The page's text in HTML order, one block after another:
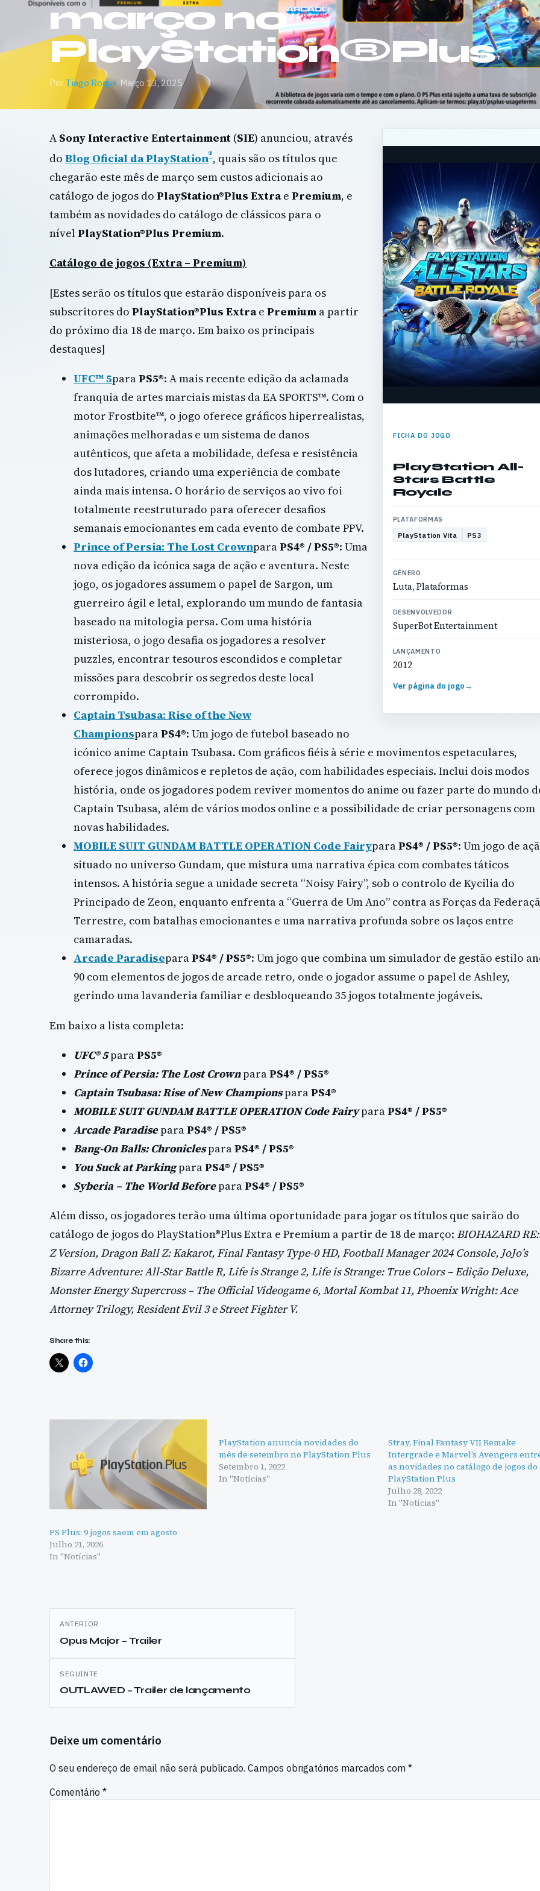
março no
PlayStation®Plus
Por Tiago Roque·Março 13, 2025
FICHA DO JOGO
PlayStation All-
Stars Battle
Royale
PLATAFORMAS
PlayStation Vita PS3
GÉNERO
Luta, Plataformas
DESENVOLVEDOR
SuperBot Entertainment
LANÇAMENTO
2012
Ver página do jogo→
A Sony Interactive Entertainment (SIE) anunciou, através
do Blog Oficial da PlayStation®, quais são os títulos que
chegarão este mês de março sem custos adicionais ao
catálogo de jogos do PlayStation®Plus Extrae Premium, e
também as novidades do catálogo de clássicos para o
nívelPlayStation®Plus Premium.
Catálogo de jogos (Extra – Premium)
[Estes serão os títulos que estarão disponíveis para os
subscritores do PlayStation®Plus Extrae Premium a partir
do próximo dia 18 de março. Em baixo os principais
destaques]
UFC™ 5paraPS5®: A mais recente edição da aclamada
franquia de artes marciais mistas da EA SPORTS™. Com o
motor Frostbite™, o jogo oferece gráficos hiperrealistas,
animações melhoradas e um sistema de danos
autênticos, que afeta a mobilidade, defesa e resistência
dos lutadores, criando uma experiência de combate
ainda mais intensa. O horário de serviços ao vivo foi
totalmente reestruturado para oferecer desafios
semanais emocionantes em cada evento de combate PPV.
Prince of Persia: The Lost CrownparaPS4® / PS5®: Uma
nova edição da icónica saga de ação e aventura. Neste
jogo, os jogadores assumem o papel de Sargon, um
guerreiro ágil e letal, explorando um mundo de fantasia
baseado na mitologia persa. Com uma história
misteriosa, o jogo desafia os jogadores a resolver
puzzles, encontrar tesouros escondidos e completar
missões para descobrir os segredos deste local
corrompido.
Captain Tsubasa: Rise of the New
ChampionsparaPS4®: Um jogo de futebol baseado no
icónico anime Captain Tsubasa. Com gráficos fiéis à série e movimentos espetaculares,
oferece jogos dinâmicos e repletos de ação, com habilidades especiais. Inclui dois modos
história, onde os jogadores podem reviver momentos do anime ou fazer parte do mundo
Captain Tsubasa, além de vários modos online e a possibilidade de criar personagens com
novas habilidades.
MOBILE SUIT GUNDAM BATTLE OPERATION Code FairyparaPS4® / PS5®: Um jogo de
situado no universo Gundam, que mistura uma narrativa épica com combates táticos
intensos. A história segue a unidade secreta “Noisy Fairy”, sob o controlo de Kycilia do
Principado de Zeon, enquanto enfrenta a “Guerra de Um Ano” contra as Forças da
Terrestre, com batalhas emocionantes e uma narrativa profunda sobre os laços entre
camaradas.
Arcade ParadiseparaPS4® / PS5®: Um jogo que combina um simulador de gestão estilo
90 com elementos de jogos de arcade retro, onde o jogador assume o papel de Ashley,
gerindo uma lavanderia familiar e desbloqueando 35 jogos totalmente jogáveis.
Em baixo a lista completa:
UFC® 5paraPS5®
Prince of Persia: The Lost CrownparaPS4® / PS5®
Captain Tsubasa: Rise of New ChampionsparaPS4®
MOBILE SUIT GUNDAM BATTLE OPERATION Code FairyparaPS4® / PS5®
Arcade ParadiseparaPS4® / PS5®
Bang-On Balls: ChroniclesparaPS4® / PS5®
You Suck at ParkingparaPS4® / PS5®
Syberia – The World BeforeparaPS4® / PS5®
Além disso, os jogadores terão uma última oportunidade para jogar os títulos que sairão do
catálogo de jogos do PlayStation®Plus Extra e Premium a partir de 18 de março: BIOHAZARD
Z Version, Dragon Ball Z: Kakarot, Final Fantasy Type-0 HD, Football Manager 2024 Console, JoJo’s
Bizarre Adventure: All-Star Battle R, Life is Strange 2, Life is Strange: True Colors – Edição Deluxe,
Monster Energy Supercross – The Official Videogame 6, Mortal Kombat 11, Phoenix Wright: Ace
Attorney Trilogy, Resident Evil 3 e Street Fighter V.
Share this:
PS Plus: 9 jogos saem em agosto
Julho 21, 2026
In "Notícias"
PlayStation anuncia novidades do
mês de setembro no PlayStation Plus
Setembro 1, 2022
In "Notícias"
Stray, Final Fantasy VII Remake
Intergrade e Marvel’s Avengers
as novidades no catálogo de jogos do
PlayStation Plus
Julho 28, 2022
In "Notícias"
Navegação
de
artigos
ANTERIOR
Opus Major – Trailer
SEGUINTE
OUTLAWED – Trailer de lançamento
Deixe um comentário
O seu endereço de email não será publicado. Campos obrigatórios marcados com *
Comentário *